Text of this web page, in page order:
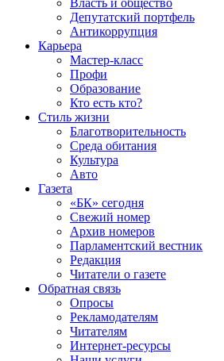
Власть и общество
Депутатский портфель
Антикоррупция
Карьера
Мастер-класс
Профи
Образование
Кто есть кто?
Стиль жизни
Благотворительность
Среда обитания
Культура
Авто
Газета
«БК» сегодня
Свежий номер
Архив номеров
Парламентский вестник
Редакция
Читатели о газете
Обратная связь
Опросы
Рекламодателям
Читателям
Интернет-ресурсы